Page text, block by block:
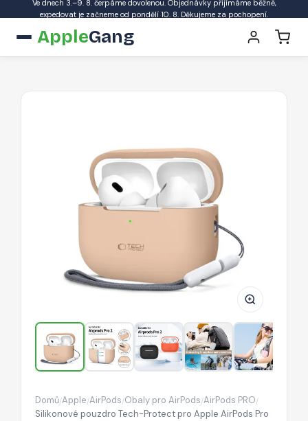
Ve dnech 3.–9. 8. čerpáme dovolenou. Objednávky přijímáme běžně,
expedovat je začneme od pondělí 10. 8. Děkujeme za pochopení.
AppleGang
Protect
pro
AirPods
Pro
1
/
–
Domů/Apple/AirPods/Obaly pro AirPods/AirPods PRO/
Silikonové pouzdro Tech-Protect pro Apple AirPods Pro